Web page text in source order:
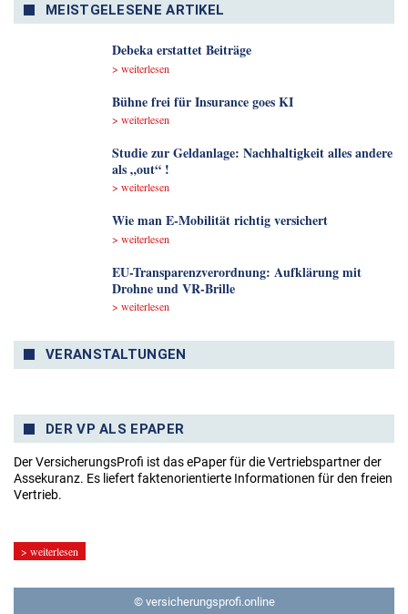
MEISTGELESENE ARTIKEL
Debeka erstattet Beiträge
> weiterlesen
Bühne frei für Insurance goes KI
> weiterlesen
Studie zur Geldanlage: Nachhaltigkeit alles andere
als „out“ !
> weiterlesen
Wie man E-Mobilität richtig versichert
> weiterlesen
EU-Transparenzverordnung: Aufklärung mit
Drohne und VR-Brille
> weiterlesen
VERANSTALTUNGEN
DER VP ALS EPAPER
Der VersicherungsProfi ist das ePaper für die Vertriebspartner der
Assekuranz. Es liefert faktenorientierte Informationen für den freien
Vertrieb.
> weiterlesen
© versicherungsprofi.online